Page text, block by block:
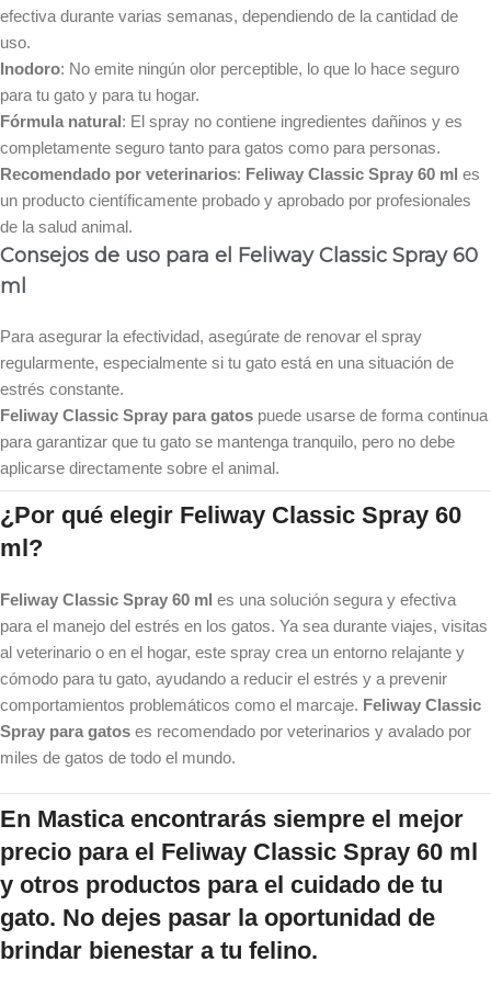
efectiva durante varias semanas, dependiendo de la cantidad de
uso.
Inodoro: No emite ningún olor perceptible, lo que lo hace seguro
para tu gato y para tu hogar.
Fórmula natural: El spray no contiene ingredientes dañinos y es
completamente seguro tanto para gatos como para personas.
Recomendado por veterinarios: Feliway Classic Spray 60 ml es
un producto científicamente probado y aprobado por profesionales
de la salud animal.
Consejos de uso para el Feliway Classic Spray 60
ml
Para asegurar la efectividad, asegúrate de renovar el spray
regularmente, especialmente si tu gato está en una situación de
estrés constante.
Feliway Classic Spray para gatos puede usarse de forma continua
para garantizar que tu gato se mantenga tranquilo, pero no debe
aplicarse directamente sobre el animal.
¿Por qué elegir Feliway Classic Spray 60
ml?
Feliway Classic Spray 60 ml es una solución segura y efectiva
para el manejo del estrés en los gatos. Ya sea durante viajes, visitas
al veterinario o en el hogar, este spray crea un entorno relajante y
cómodo para tu gato, ayudando a reducir el estrés y a prevenir
comportamientos problemáticos como el marcaje. Feliway Classic
Spray para gatos es recomendado por veterinarios y avalado por
miles de gatos de todo el mundo.
En Mastica encontrarás siempre el mejor
precio para el Feliway Classic Spray 60 ml
y otros productos para el cuidado de tu
gato. No dejes pasar la oportunidad de
brindar bienestar a tu felino.